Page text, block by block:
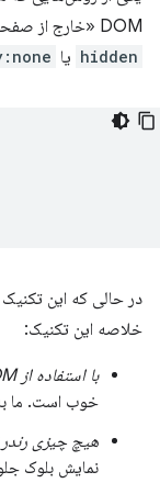
DOM «خارج از صفحه» و پنهان کردن آن از دید با استفاده از ویژگی
hidden یا
در حالی که این تکنیک
خلاصه این تکنیک:
با استفاده از DOM
خوب است. ما
هیچ چیزی
نمایش بلوک